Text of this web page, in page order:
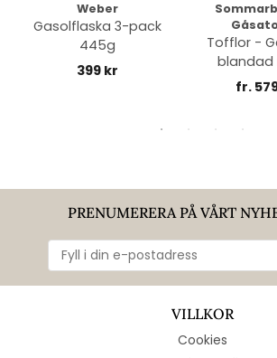
Weber
Gasolflaska 3-pack
445g
399 kr
Tofflor -
blandad
fr.
PRENUMERERA PÅ VÅRT
VILLKOR
Cookies